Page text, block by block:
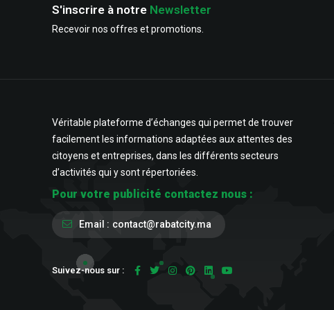
S'inscrire à notre Newsletter
Recevoir nos offres et promotions.
Véritable plateforme d’échanges qui permet de trouver
facilement les informations adaptées aux attentes des
citoyens et entreprises, dans les différents secteurs
d’activités qui y sont répertoriées.
Pour votre publicité contactez nous :
Email : contact@rabatcity.ma
Suivez-nous sur :